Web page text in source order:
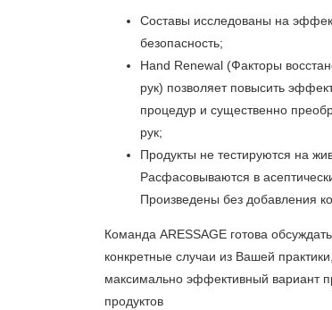
Составы исследованы на
безопасность;
Hand Renewal (Факторы
рук) позволяет повысить
процедур и существенно
рук;
Продукты не тестируются на
Расфасовываются в
Произведены без добавления
Команда ARESSAGE готова
конкретные случаи из Вашей
максимально эффективный вариант
продуктов